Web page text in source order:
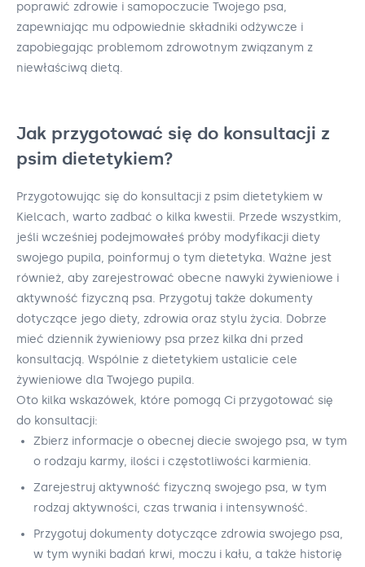
poprawić zdrowie i samopoczucie Twojego psa,
zapewniając mu odpowiednie składniki odżywcze i
zapobiegając problemom zdrowotnym związanym z
niewłaściwą dietą.
Jak przygotować się do konsultacji z
psim dietetykiem?
Przygotowując się do konsultacji z psim dietetykiem w
Kielcach, warto zadbać o kilka kwestii. Przede wszystkim,
jeśli wcześniej podejmowałeś próby modyfikacji diety
swojego pupila, poinformuj o tym dietetyka. Ważne jest
również, aby zarejestrować obecne nawyki żywieniowe i
aktywność fizyczną psa. Przygotuj także dokumenty
dotyczące jego diety, zdrowia oraz stylu życia. Dobrze
mieć dziennik żywieniowy psa przez kilka dni przed
konsultacją. Wspólnie z dietetykiem ustalicie cele
żywieniowe dla Twojego pupila.
Oto kilka wskazówek, które pomogą Ci przygotować się
do konsultacji:
Zbierz informacje o obecnej diecie swojego psa, w tym
o rodzaju karmy, ilości i częstotliwości karmienia.
Zarejestruj aktywność fizyczną swojego psa, w tym
rodzaj aktywności, czas trwania i intensywność.
Przygotuj dokumenty dotyczące zdrowia swojego psa,
w tym wyniki badań krwi, moczu i kału, a także historię